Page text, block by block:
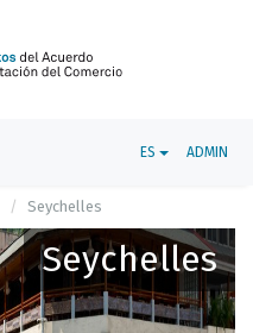
ES ADMIN
Seychelles
Seychelles